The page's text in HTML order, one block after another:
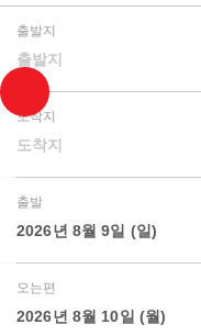
출발지
출발지
도착지
도착지
출발
2026년 8월 9일 (일)
오는편
2026년 8월 10일 (월)